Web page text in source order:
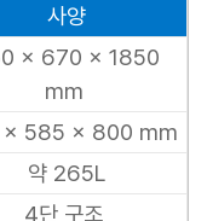
사양
× 670 × 1850
mm
585 × 800 mm
약 265L
4단 구조